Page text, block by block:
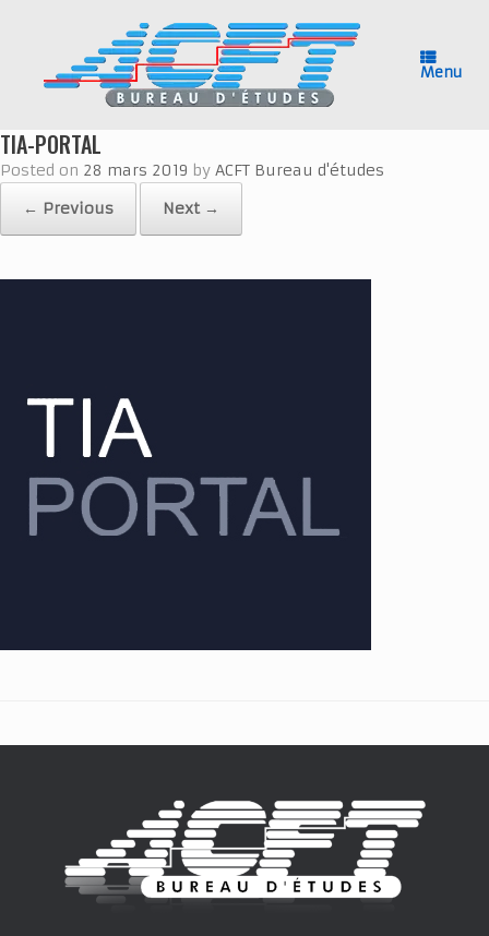
Menu
TIA-PORTAL
Posted on 28 mars 2019 by ACFT Bureau d'études
← Previous
Next →